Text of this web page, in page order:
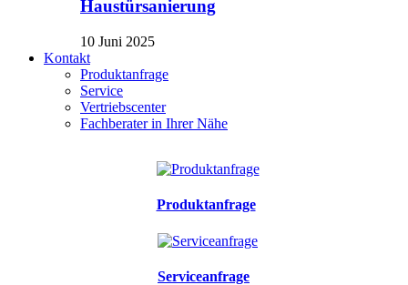
Haustürsanierung
10 Juni 2025
Kontakt
Produktanfrage
Service
Vertriebscenter
Fachberater in Ihrer Nähe
Produktanfrage
Serviceanfrage